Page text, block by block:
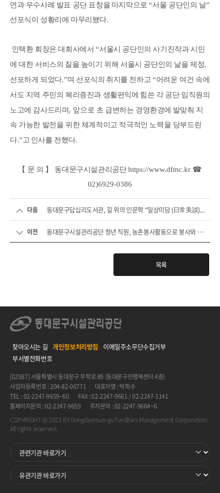
연과 우수사례 발표 공단 표창을 마지막으로“서울 공단인의 날”
선포식이 성황리에 마무리됐다.
인택환 회장은 대회사에서 “서울시 공단인의 사기진작과 시민
에 대한 서비스의 질을 높이기 위해 서울시 공단인의 날을 제정,
선포하게 되었다.”며 선포식의 취지를 전하고 “어려운 여건 속에
서도 지역 주민의 복리증진과 생활편익에 힘쓴 각 공단 임직원의
노고에 감사드리며, 앞으로 초 급변하는 경영환경에 발맞춰 지
속 가능한 발전을 위한 체계적이고 적극적인 노력을 당부드린
다.”고 인사를 전했다.
【 문 의 】 동대문구시설관리공단https://www.dfmc.kr ☎
02)6929-0386
다음 동대문구답십리도서관, 길 위의 인문학 “일상미담 (日常美談)...
이전 동대문구시설관리공단 청년 직원, 농촌봉사활동으로 봉사와 교...
목록
찾아오시는 길 개인정보처리방침
이메일주소무단수집거부
부서별전화번호
[02587] 서울특별시 동대문구 무학로 89 (동대문구민행복센터 4층)
사업자등록번호 : 204-82-06771
대표자명 : 박희수
TEL : 02-2247-9659~60
FAX : 02-2247-9661 / 02-2247-1141
홈페이지문의 : 02-2247-9659
주차문의 : 02-2247-9664~6
COPYRIGHT @ 2021 BY Dongdaemun-gu Facilities Management Corporation.
All rights reserved.